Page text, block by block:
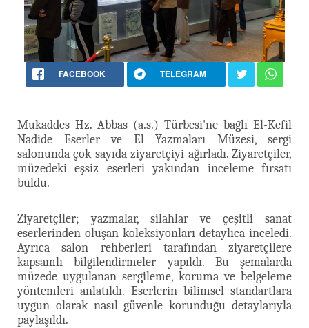
FACEBOOK TELEGRAM
Mukaddes Hz. Abbas (a.s.) Türbesi'ne bağlı El-Kefil
Nadide Eserler ve El Yazmaları Müzesi, sergi
salonunda çok sayıda ziyaretçiyi ağırladı. Ziyaretçiler,
müzedeki eşsiz eserleri yakından inceleme fırsatı
buldu.
Ziyaretçiler; yazmalar, silahlar ve çeşitli sanat
eserlerinden oluşan koleksiyonları detaylıca inceledi.
Ayrıca salon rehberleri tarafından ziyaretçilere
kapsamlı bilgilendirmeler yapıldı. Bu şemalarda
müzede uygulanan sergileme, koruma ve belgeleme
yöntemleri anlatıldı. Eserlerin bilimsel standartlara
uygun olarak nasıl güvenle korunduğu detaylarıyla
paylaşıldı.